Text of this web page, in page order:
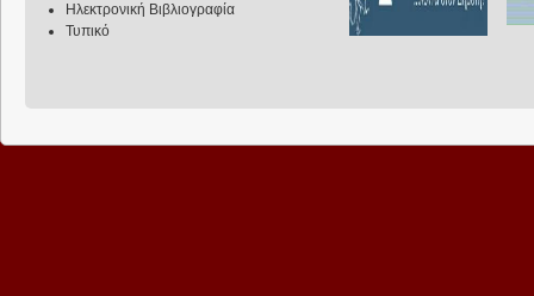
Ηλεκτρονική Βιβλιογραφία
Τυπικό